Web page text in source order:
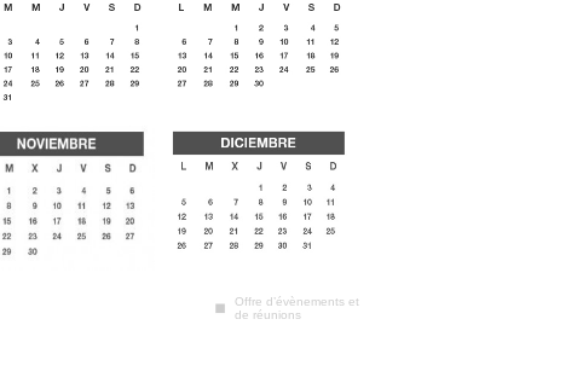
Offre d’évènements et
de réunions